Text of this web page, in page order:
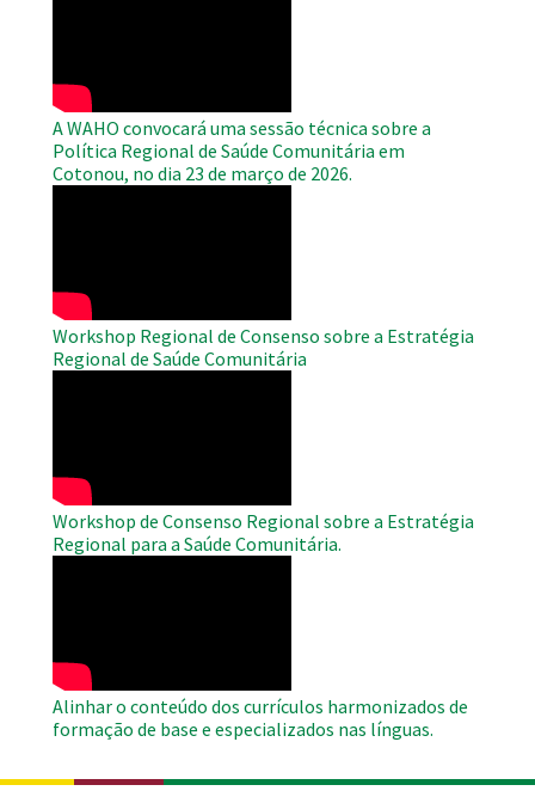
A WAHO convocará uma sessão técnica sobre a
Política Regional de Saúde Comunitária em
Cotonou, no dia 23 de março de 2026.
Workshop Regional de Consenso sobre a Estratégia
Regional de Saúde Comunitária
Workshop de Consenso Regional sobre a Estratégia
Regional para a Saúde Comunitária.
Alinhar o conteúdo dos currículos harmonizados de
formação de base e especializados nas línguas.